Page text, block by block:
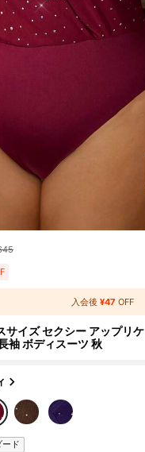
入会後¥47 OFF
サイズ セクシー アップリケ
袖 ボディスーツ 秋
ード